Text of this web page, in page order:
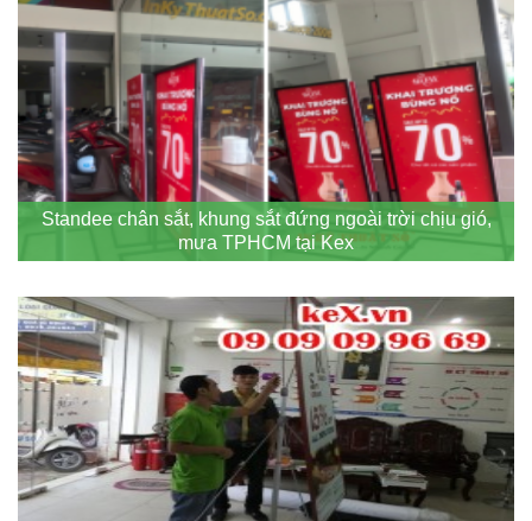
Standee chân sắt, khung sắt đứng ngoài trời chịu gió,
mưa TPHCM tại Kex